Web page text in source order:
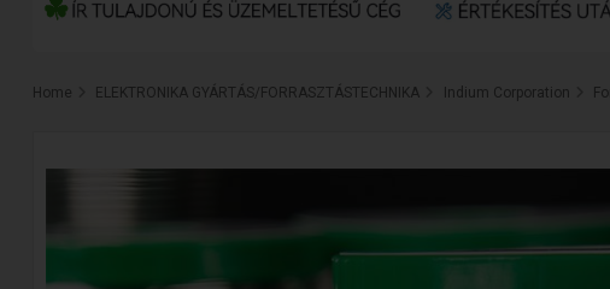
Home ELEKTRONIKA GYÁRTÁS/FORRASZTÁSTECHNIKA Indium Corporation